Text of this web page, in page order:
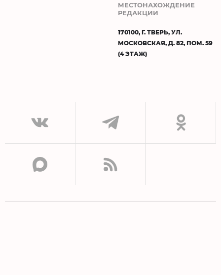
МЕСТОНАХОЖДЕНИЕ
РЕДАКЦИИ
170100, Г. ТВЕРЬ, УЛ.
МОСКОВСКАЯ, Д. 82, ПОМ. 59
(4 ЭТАЖ)